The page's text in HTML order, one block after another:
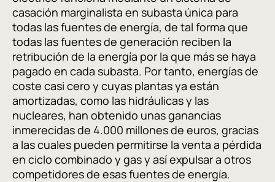
casación marginalista en subasta única para
todas las fuentes de energía, de tal forma que
todas las fuentes de generación reciben la
retribución de la energía por la que más se haya
pagado en cada subasta. Por tanto, energías de
coste casi cero y cuyas plantas ya están
amortizadas, como las hidráulicas y las
nucleares, han obtenido unas ganancias
inmerecidas de 4.000 millones de euros, gracias
a las cuales pueden permitirse la venta a pérdida
en ciclo combinado y gas y así expulsar a otros
competidores de esas fuentes de energía.